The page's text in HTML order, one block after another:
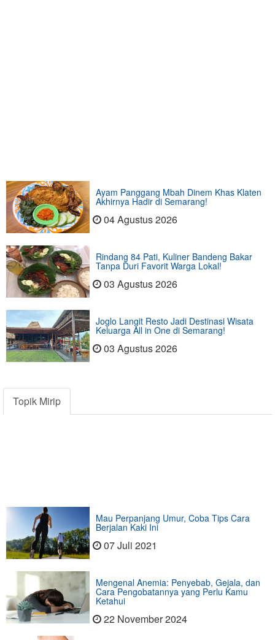
Ayam Panggang Mbah Dinem Khas Klaten
Akhirnya Hadir di Semarang!
04 Agustus 2026
Rindang 84 Pati, Kuliner Bandeng Bakar
Tanpa Duri Favorit Warga Lokal!
03 Agustus 2026
Joglo Langit Resto Jadi Destinasi Wisata
Keluarga All in One di Semarang!
03 Agustus 2026
Topik Mirip
Mau Perpanjang Umur, Coba Tips Cara
Berjalan Kaki Ini
07 Juli 2021
Mengenal Anemia: Penyebab, Gejala, dan
Cara Pengobatannya yang Perlu Kamu
Ketahui
22 November 2024